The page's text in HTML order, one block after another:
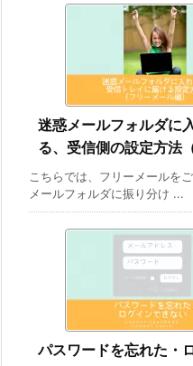
迷惑メールフォルダに
る、受信側の設定方法
こちらでは、フリーメールを
メールフォルダに振り分け ...
パスワードを忘れた・